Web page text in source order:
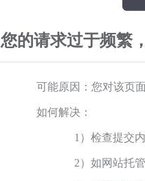
您的请求过于频繁
可能原因：您对该页
如何解决：
1）检查提交
2）如网站托